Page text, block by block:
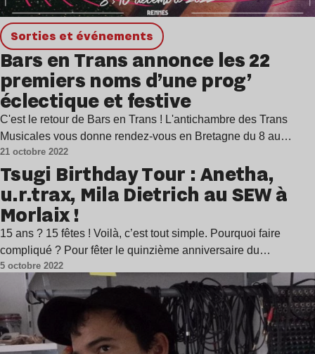
Sorties et événements
Bars en Trans annonce les 22
premiers noms d’une prog’
éclectique et festive
C'est le retour de Bars en Trans ! L'antichambre des Trans
Musicales vous donne rendez-vous en Bretagne du 8 au…
21 octobre 2022
Tsugi Birthday Tour : Anetha,
u.r.trax, Mila Dietrich au SEW à
Morlaix !
15 ans ? 15 fêtes ! Voilà, c’est tout simple. Pourquoi faire
compliqué ? Pour fêter le quinzième anniversaire du…
5 octobre 2022